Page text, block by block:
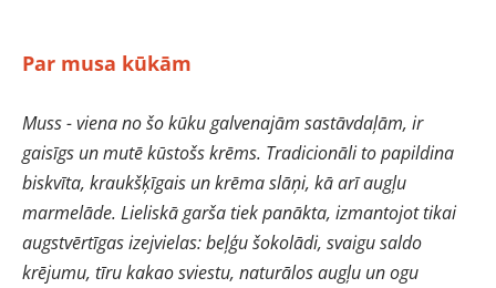
Par musa kūkām
Muss - viena no šo kūku galvenajām sastāvdaļām, ir
gaisīgs un mutē kūstošs krēms. Tradicionāli to papildina
biskvīta, kraukšķīgais un krēma slāņi, kā arī augļu
marmelāde. Lieliskā garša tiek panākta, izmantojot tikai
augstvērtīgas izejvielas: beļģu šokolādi, svaigu saldo
krējumu, tīru kakao sviestu, naturālos augļu un ogu